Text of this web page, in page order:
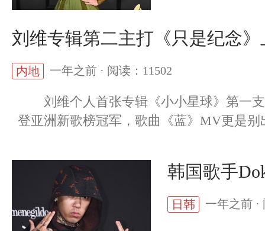
刘维专辑第二主打《只是纪念
内地 一年之前 · 阅读：11502
刘维个人首张专辑《小小星球》第一支
登亚洲新歌榜冠军，歌曲《蓝》MV更是
韩国歌手
日韩 一年之前 ·